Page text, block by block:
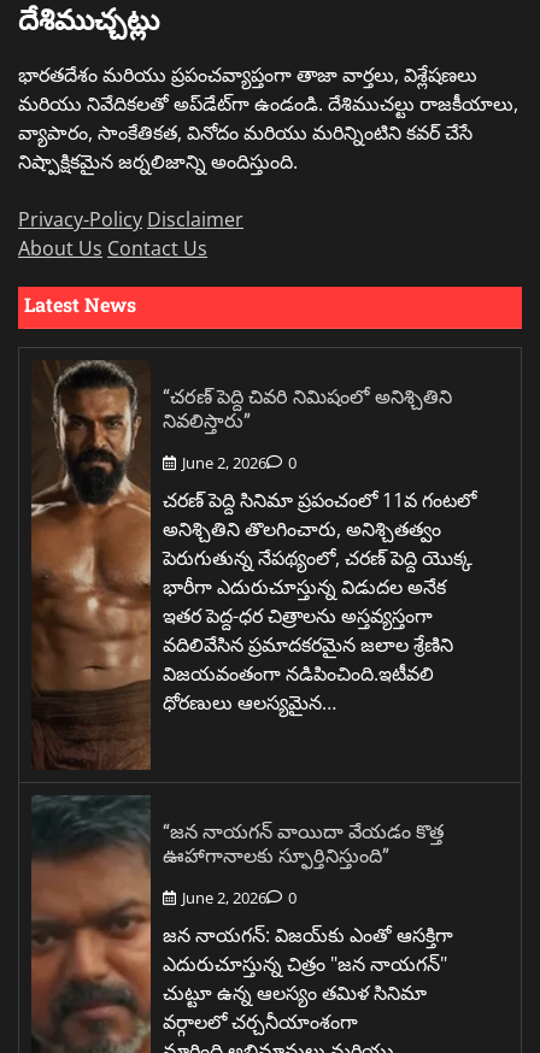
దేశిముచ్చట్లు
భారతదేశం మరియు ప్రపంచవ్యాప్తంగా తాజా వార్తలు, విశ్లేషణలు
మరియు నివేదికలతో అప్‌డేట్‌గా ఉండండి. దేశిముచల్టు రాజకీయాలు,
వ్యాపారం, సాంకేతికత, వినోదం మరియు మరిన్నింటిని కవర్ చేసే
నిష్పాక్షికమైన జర్నలిజాన్ని అందిస్తుంది.
Privacy-Policy Disclaimer
About Us Contact Us
Latest News
“చరణ్ పెద్ది చివరి నిమిషంలో అనిశ్చితిని
నివలిస్తారు”
June 2, 2026 0
చరణ్ పెద్ది సినిమా ప్రపంచంలో 11వ గంటలో
అనిశ్చితిని తొలగించారు, అనిశ్చితత్వం
పెరుగుతున్న నేపథ్యంలో, చరణ్ పెద్ది యొక్క
భారీగా ఎదురుచూస్తున్న విడుదల అనేక
ఇతర పెద్ద-ధర చిత్రాలను అస్తవ్యస్తంగా
వదిలివేసిన ప్రమాదకరమైన జలాల శ్రేణిని
విజయవంతంగా నడిపించింది.ఇటీవలి
ధోరణులు ఆలస్యమైన…
“జన నాయగన్ వాయిదా వేయడం కొత్త
ఊహాగానాలకు స్ఫూర్తినిస్తుంది”
June 2, 2026 0
జన నాయగన్: విజయ్‌కు ఎంతో ఆసక్తిగా
ఎదురుచూస్తున్న చిత్రం "జన నాయగన్"
చుట్టూ ఉన్న ఆలస్యం తమిళ సినిమా
వర్గాలలో చర్చనీయాంశంగా